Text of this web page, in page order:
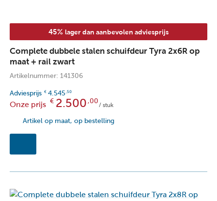
45% lager dan aanbevolen adviesprijs
Complete dubbele stalen schuifdeur Tyra 2x6R op
maat + rail zwart
Artikelnummer: 141306
Adviesprijs € 4.545,50
Onze prijs € 2.500 ,00
/ stuk
Artikel op maat, op bestelling